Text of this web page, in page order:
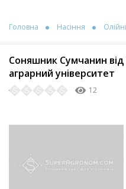
Головна Насіння Олійні
Соняшник Сумчанин
аграрний університет
12